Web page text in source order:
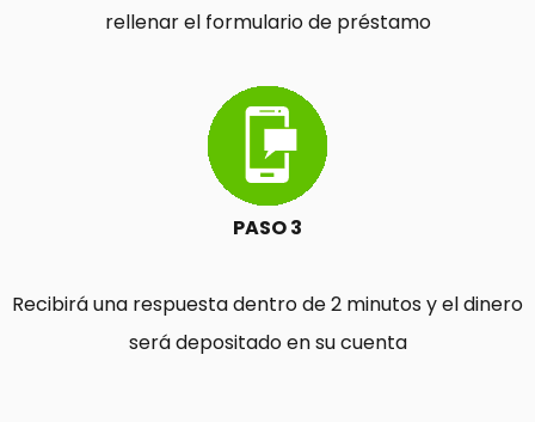
rellenar el formulario de préstamo
PASO 3
Recibirá una respuesta dentro de 2 minutos y el dinero
será depositado en su cuenta